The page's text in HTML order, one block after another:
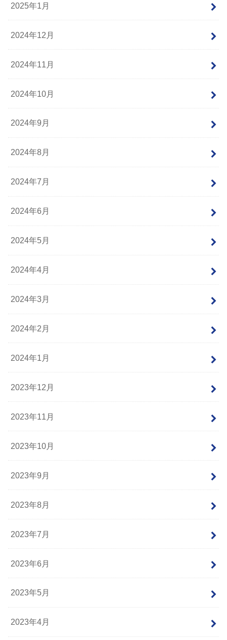
2025年1月
2024年12月
2024年11月
2024年10月
2024年9月
2024年8月
2024年7月
2024年6月
2024年5月
2024年4月
2024年3月
2024年2月
2024年1月
2023年12月
2023年11月
2023年10月
2023年9月
2023年8月
2023年7月
2023年6月
2023年5月
2023年4月